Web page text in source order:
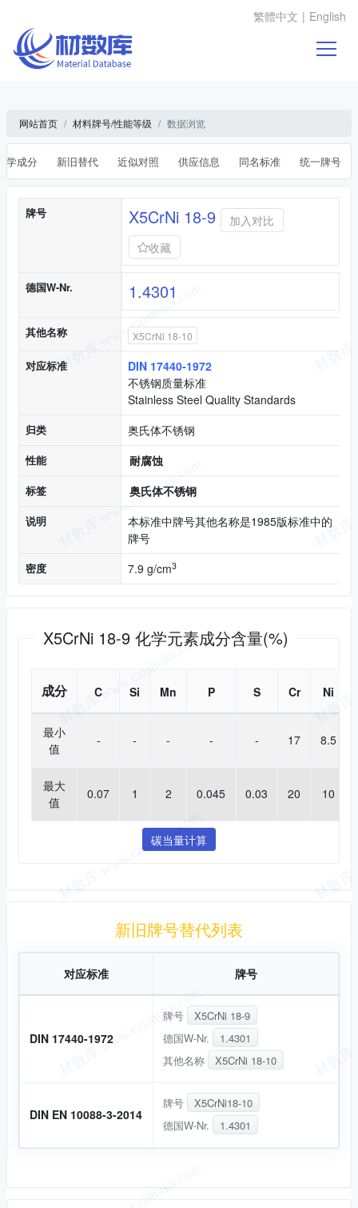
繁體中文 | English
网站首页 材料牌号/性能等级 数据浏览
学成分 新旧替代 近似对照 供应信息 同名标准 统一牌号
基本信息
牌号 X5CrNi 18-9
加入对比
收藏
德国W-Nr. 1.4301
其他名称 X5CrNi 18-10
对应标准
DIN 17440-1972
不锈钢质量标准
Stainless Steel Quality Standards
归类 奥氏体不锈钢
性能 耐腐蚀
标签 奥氏体不锈钢
说明
本标准中牌号其他名称是1985版标准中的
牌号
密度 7.9 g/cm3
X5CrNi 18-9 化学元素成分含量(%)
成分 C Si Mn P S Cr Ni
最小
值
- - - - - 17 8.5
最大
值
0.07 1 2 0.045 0.03 20 10
碳当量计算
新旧牌号替代列表
对应标准 牌号
DIN 17440-1972
牌号
X5CrNi 18-9
德国W-Nr.
1.4301
其他名称
X5CrNi 18-10
DIN EN 10088-3-2014
牌号
X5CrNi18-10
德国W-Nr.
1.4301